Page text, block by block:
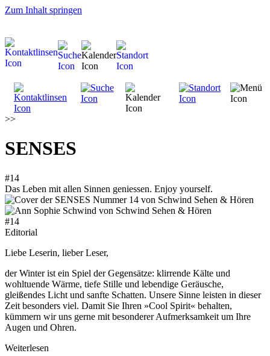
Zum Inhalt springen
>>
SENSES
#14
Das Leben mit allen Sinnen geniessen. Enjoy yourself.
#14
Editorial
Liebe Leserin, lieber Leser,
der Winter ist ein Spiel der Gegensätze: klirrende Kälte und
wohltuende Wärme, tiefe Stille und lebendige Geräusche,
gleißendes Licht und sanfte Schatten. Unsere Sinne leisten in dieser
Zeit besonders viel. Damit Sie Ihren »Cool Spirit« behalten,
kümmern wir uns gerne mit besonderer Aufmerksamkeit um Ihre
Augen und Ohren.
Weiterlesen